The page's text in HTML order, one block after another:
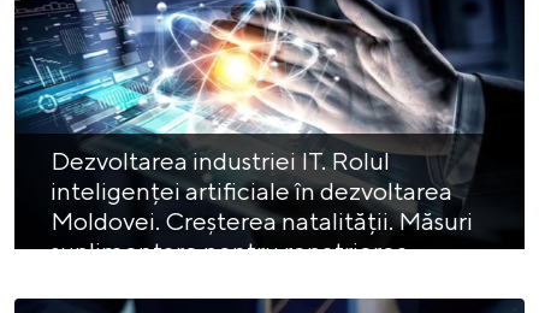
Dezvoltarea industriei IT. Rolul
inteligenței artificiale în dezvoltarea
Moldovei. Creșterea natalității. Măsuri
suplimentare pentru repatrierea